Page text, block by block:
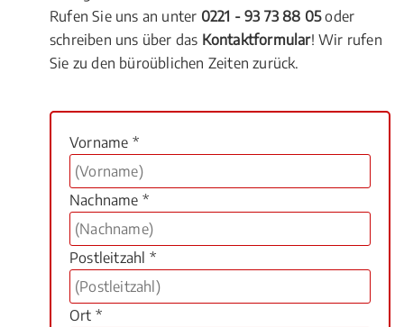
Rufen Sie uns an unter 0221 - 93 73 88 05oder
schreiben uns über das Kontaktformular! Wir rufen
Sie zu den büroüblichen Zeiten zurück.
Vorname *
Nachname *
Postleitzahl *
Ort *